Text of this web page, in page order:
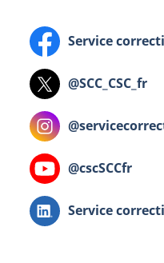
FacebookService
X @SCC_CSC_fr
Instagram
Youtube@cscSCCfr
LinkedInService